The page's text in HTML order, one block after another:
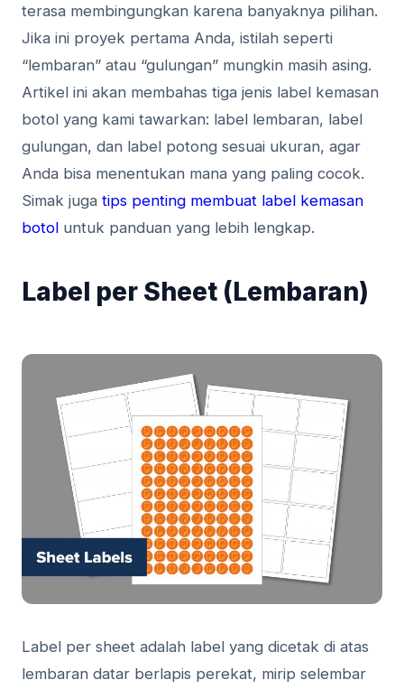
terasa membingungkan karena banyaknya pilihan.
Jika ini proyek pertama Anda, istilah seperti
“lembaran” atau “gulungan” mungkin masih asing.
Artikel ini akan membahas tiga jenis label kemasan
botol yang kami tawarkan: label lembaran, label
gulungan, dan label potong sesuai ukuran, agar
Anda bisa menentukan mana yang paling cocok.
Simak juga tips penting membuat label kemasan
botol untuk panduan yang lebih lengkap.
Label per Sheet (Lembaran)
Label per sheet adalah label yang dicetak di atas
lembaran datar berlapis perekat, mirip selembar